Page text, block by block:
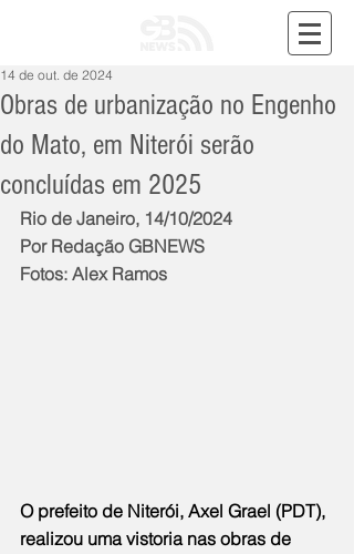
Obras de urbanização no Engenho
do Mato, em Niterói serão
concluídas em 2025
14 de out. de 2024
Rio de Janeiro, 14/10/2024
Por Redação GBNEWS
Fotos: Alex Ramos
O prefeito de Niterói, Axel Grael (PDT),
realizou uma vistoria nas obras de